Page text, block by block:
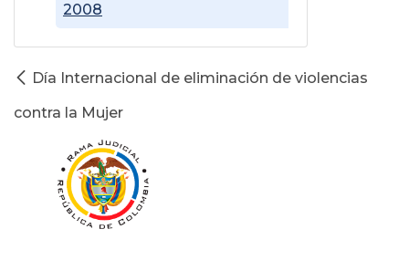
2008
Día Internacional de eliminación de violencias
contra la Mujer